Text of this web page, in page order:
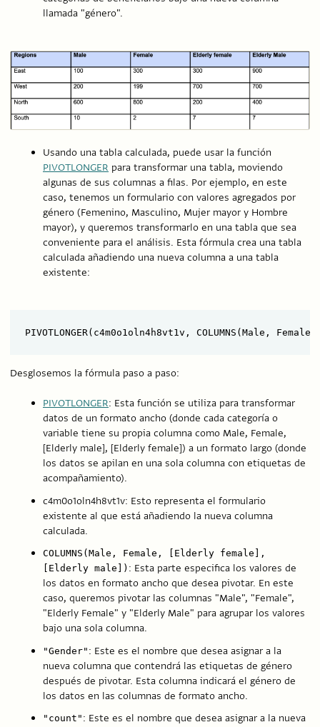
llamada "género".
Usando una tabla calculada, puede usar la función
PIVOTLONGER para transformar una tabla, moviendo
algunas de sus columnas a filas. Por ejemplo, en este
caso, tenemos un formulario con valores agregados por
género (Femenino, Masculino, Mujer mayor y Hombre
mayor), y queremos transformarlo en una tabla que sea
conveniente para el análisis. Esta fórmula crea una tabla
calculada añadiendo una nueva columna a una tabla
existente:
PIVOTLONGER(c4m0o1oln4h8vt1v, COLUMNS(Male,
Desglosemos la fórmula paso a paso:
PIVOTLONGER: Esta función se utiliza para transformar
datos de un formato ancho (donde cada categoría o
variable tiene su propia columna como Male, Female,
[Elderly male], [Elderly female]) a un formato largo (donde
los datos se apilan en una sola columna con etiquetas de
acompañamiento).
c4m0o1oln4h8vt1v: Esto representa el formulario
existente al que está añadiendo la nueva columna
calculada.
COLUMNS(Male, Female, [Elderly female],
[Elderly male]) : Esta parte especifica los valores de
los datos en formato ancho que desea pivotar. En este
caso, queremos pivotar las columnas "Male", "Female",
"Elderly Female" y "Elderly Male" para agrupar los valores
bajo una sola columna.
"Gender" : Este es el nombre que desea asignar a la
nueva columna que contendrá las etiquetas de género
después de pivotar. Esta columna indicará el género de
los datos en las columnas de formato ancho.
"count" : Este es el nombre que desea asignar a la nueva